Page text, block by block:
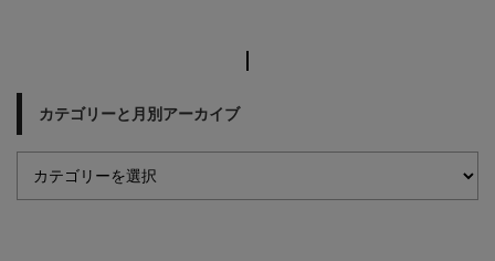
カテゴリーと月別アーカイブ